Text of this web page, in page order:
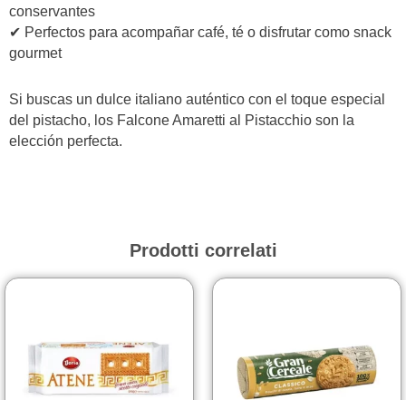
conservantes
✔ Perfectos para acompañar café, té o disfrutar como snack
gourmet
Si buscas un dulce italiano auténtico con el toque especial
del pistacho, los Falcone Amaretti al Pistacchio son la
elección perfecta.
Prodotti correlati
da
2,50€
varianti.